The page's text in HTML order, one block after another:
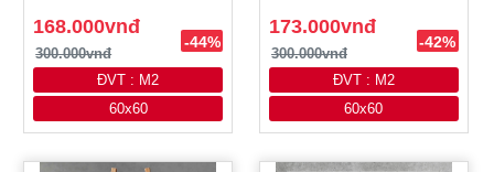
168.000vnđ
300.000vnđ
-44%
ĐVT : M2
60x60
173.000vnđ
300.000vnđ
-42%
ĐVT : M2
60x60